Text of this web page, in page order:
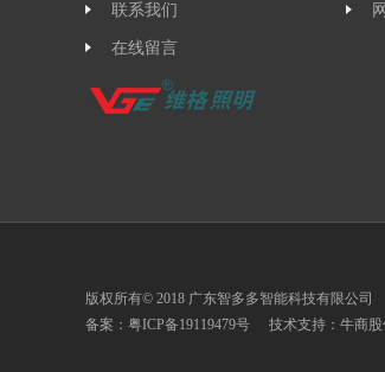
版权所有© 2018 广东智多多智能科技有限公司
备案： 粤ICP备19119479号 技术支持： 牛商
联系我们
在线留言